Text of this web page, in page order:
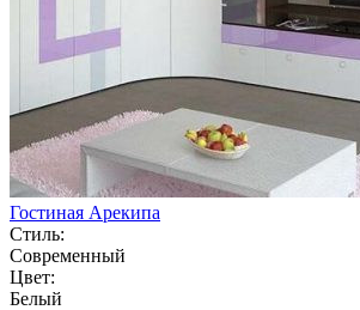
Гостиная Арекипа
Стиль:
Современный
Цвет:
Белый